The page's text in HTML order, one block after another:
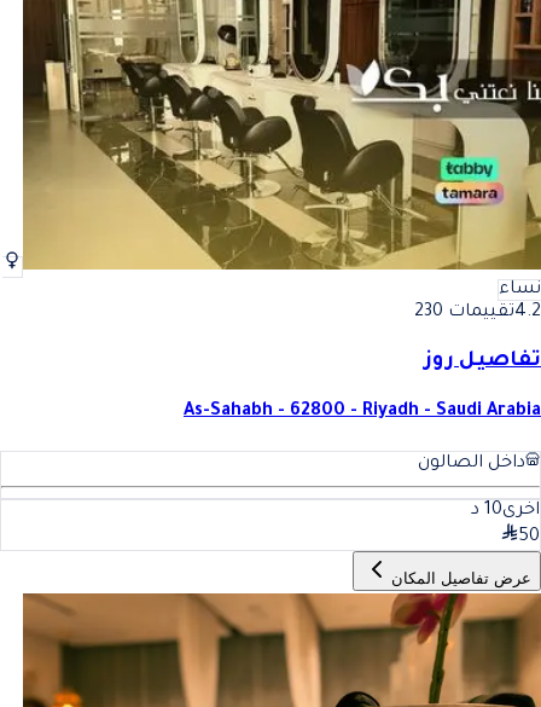
أفضل حلاوة الارجل في الرياض
أفضل حلاوة الارجل في الرياض
نساء
4.2تقييمات 230
تفاصيل روز
As-Sahabh - 62800 - Riyadh - Saudi Arabia
داخل الصالون
اخرى10 د
50
عرض تفاصيل المكان